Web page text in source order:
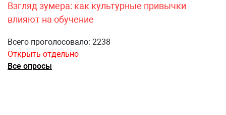
Взгляд зумера: как культурные привычки
влияют на обучение
Всего проголосовало: 2238
Открыть отдельно
Все опросы